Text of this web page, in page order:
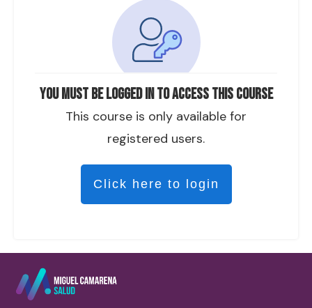
You must be logged in to access this course
This course is only available for
registered users.
Click here to login